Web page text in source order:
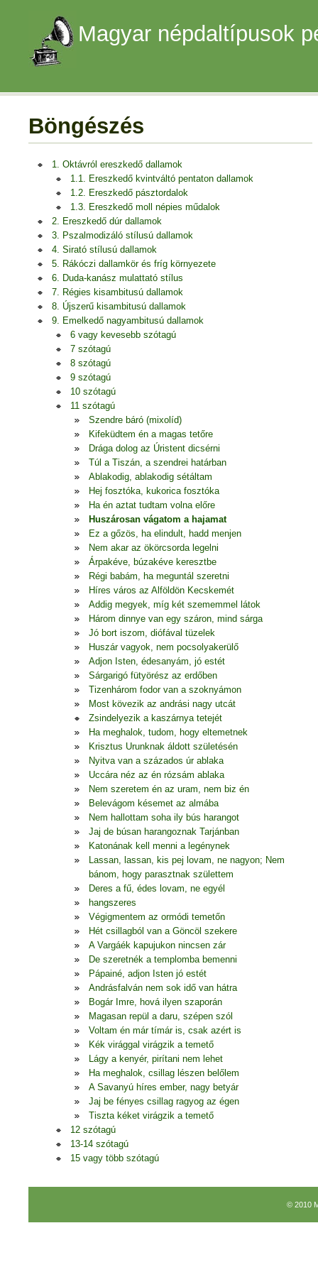
Magyar népdaltípusok
Böngészés
1. Oktávról ereszkedő dallamok
1.1. Ereszkedő kvintváltó pentaton dallamok
1.2. Ereszkedő pásztordalok
1.3. Ereszkedő moll népies műdalok
2. Ereszkedő dúr dallamok
3. Pszalmodizáló stílusú dallamok
4. Sirató stílusú dallamok
5. Rákóczi dallamkör és fríg környezete
6. Duda-kanász mulattató stílus
7. Régies kisambitusú dallamok
8. Újszerű kisambitusú dallamok
9. Emelkedő nagyambitusú dallamok
6 vagy kevesebb szótagú
7 szótagú
8 szótagú
9 szótagú
10 szótagú
11 szótagú
Szendre báró (mixolíd)
Kifeküdtem én a magas tetőre
Drága dolog az Úristent dicsérni
Túl a Tiszán, a szendrei határban
Ablakodig, ablakodig sétáltam
Hej fosztóka, kukorica fosztóka
Ha én aztat tudtam volna előre
Huszárosan vágatom a hajamat
Ez a gőzös, ha elindult, hadd menjen
Nem akar az ökörcsorda legelni
Árpakéve, búzakéve keresztbe
Régi babám, ha meguntál szeretni
Híres város az Alföldön Kecskemét
Addig megyek, míg két szememmel látok
Három dinnye van egy száron, mind sárga
Jó bort iszom, diófával tüzelek
Huszár vagyok, nem pocsolyakerülő
Adjon Isten, édesanyám, jó estét
Sárgarigó fütyörész az erdőben
Tizenhárom fodor van a szoknyámon
Most kövezik az andrási nagy utcát
Zsindelyezik a kaszárnya tetejét
Ha meghalok, tudom, hogy eltemetnek
Krisztus Urunknak áldott születésén
Nyitva van a százados úr ablaka
Uccára néz az én rózsám ablaka
Nem szeretem én az uram, nem biz én
Belevágom késemet az almába
Nem hallottam soha ily bús harangot
Jaj de búsan harangoznak Tarjánban
Katonának kell menni a legénynek
Lassan, lassan, kis pej lovam, ne nagyon; Nem
bánom, hogy parasztnak születtem
Deres a fű, édes lovam, ne egyél
hangszeres
Végigmentem az ormódi temetőn
Hét csillagból van a Göncöl szekere
A Vargáék kapujukon nincsen zár
De szeretnék a templomba bemenni
Pápainé, adjon Isten jó estét
Andrásfalván nem sok idő van hátra
Bogár Imre, hová ilyen szaporán
Magasan repül a daru, szépen szól
Voltam én már tímár is, csak azért is
Kék virággal virágzik a temető
Lágy a kenyér, pirítani nem lehet
Ha meghalok, csillag lészen belőlem
A Savanyú híres ember, nagy betyár
Jaj be fényes csillag ragyog az égen
Tiszta kéket virágzik a temető
12 szótagú
13-14 szótagú
15 vagy több szótagú
© 2010